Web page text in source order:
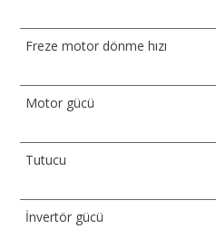
Freze motor dönme hızı
Motor gücü
Tutucu
İnvertör gücü